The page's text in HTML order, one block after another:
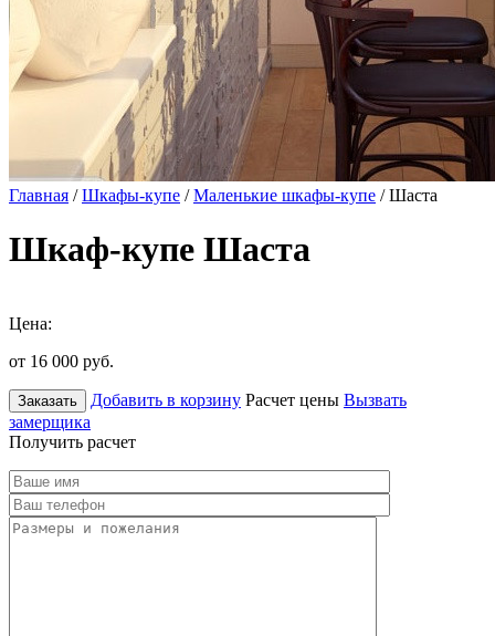
Главная /Шкафы-купе /Маленькие шкафы-купе / Шаста
Шкаф-купе Шаста
Цена:
от 16 000 руб.
Заказать Добавить в корзину Расчет цены Вызвать
замерщика
Получить расчет